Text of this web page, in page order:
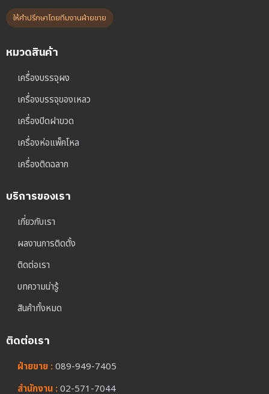
ให้คำปรึกษาโดยทีมงานฝ่ายขาย
หมวดสินค้า
เครื่องบรรจุผง
เครื่องบรรจุของเหลว
เครื่องปิดฝาขวด
เครื่องห่อแพ็คโหล
เครื่องติดฉลาก
บริการของเรา
เกี่ยวกับเรา
ผลงานการติดตั้ง
ติดต่อเรา
บทความน่ารู้
สินค้าทั้งหมด
ติดต่อเรา
ฝ่ายขาย :089-949-7405
สำนักงาน :02-571-7044